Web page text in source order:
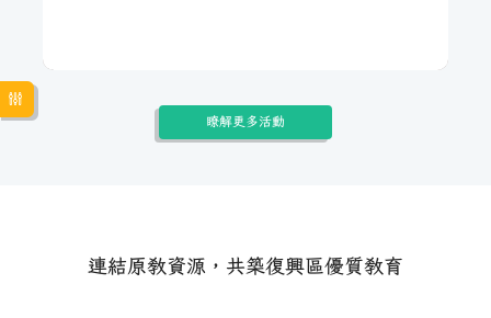
112年強化族語課程與認證成果｜三
瞭解更多活動
連結原教資源，共築復興區優質教育